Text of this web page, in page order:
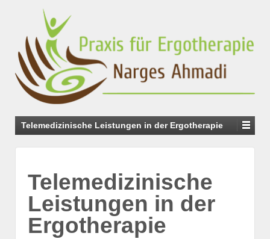
Telemedizinische Leistungen in der Ergotherapie
Telemedizinische
Leistungen in der
Ergotherapie